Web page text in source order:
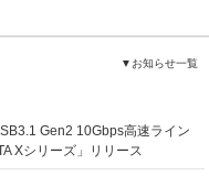
▼お知らせ一覧
Gen2 10Gbps高速ライン
Xシリーズ」リリース